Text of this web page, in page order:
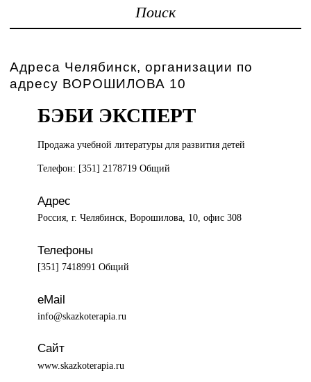
Поиск
Адреса Челябинск, организации по
адресу ВОРОШИЛОВА 10
БЭБИ ЭКСПЕРТ
Продажа учебнойлитературы для развития детей
Телефон: [351] 2178719 Общий
Адрес
Россия, г. Челябинск, Ворошилова, 10, офис 308
Телефоны
[351] 7418991 Общий
eMail
info@skazkoterapia.ru
Сайт
www.skazkoterapia.ru